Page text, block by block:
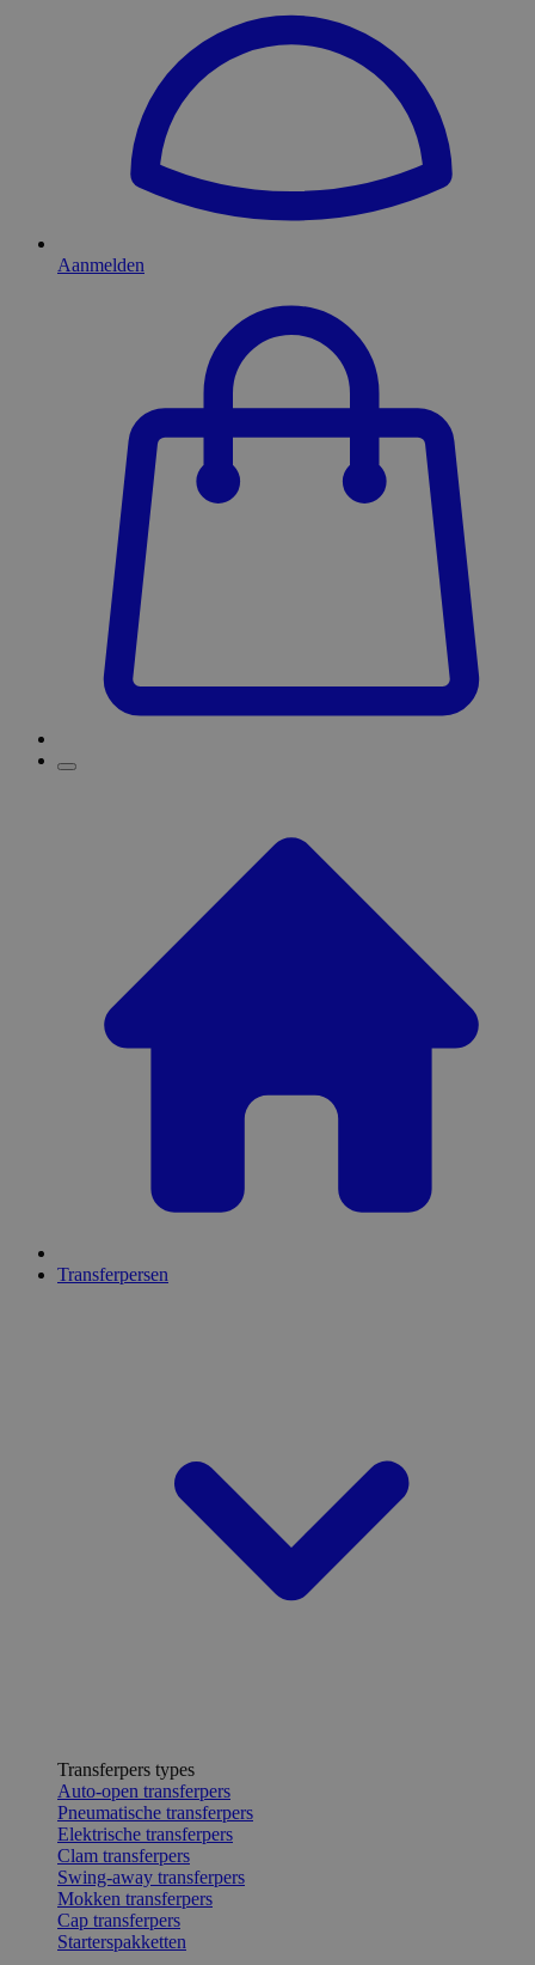
Aanmelden
Transferpersen
Transferpers types
Auto-open transferpers
Pneumatische transferpers
Elektrische transferpers
Clam transferpers
Swing-away transferpers
Mokken transferpers
Cap transferpers
Starterspakketten